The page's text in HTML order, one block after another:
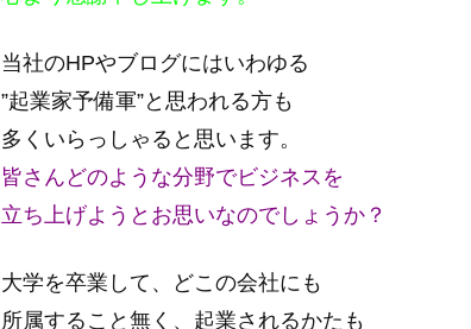
当社のHPやブログにはいわゆる
”起業家予備軍”と思われる方も
多くいらっしゃると思います。
皆さんどのような分野でビジネスを
立ち上げようとお思いなのでしょうか？
大学を卒業して、どこの会社にも
所属すること無く、起業されるかたも